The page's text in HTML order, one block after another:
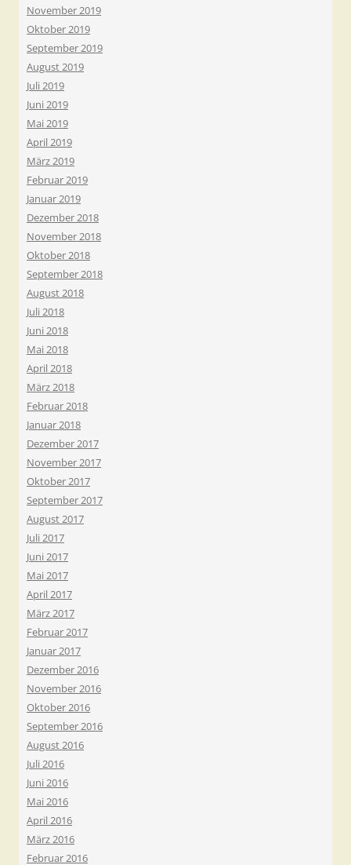
November 2019
Oktober 2019
September 2019
August 2019
Juli 2019
Juni 2019
Mai 2019
April 2019
März 2019
Februar 2019
Januar 2019
Dezember 2018
November 2018
Oktober 2018
September 2018
August 2018
Juli 2018
Juni 2018
Mai 2018
April 2018
März 2018
Februar 2018
Januar 2018
Dezember 2017
November 2017
Oktober 2017
September 2017
August 2017
Juli 2017
Juni 2017
Mai 2017
April 2017
März 2017
Februar 2017
Januar 2017
Dezember 2016
November 2016
Oktober 2016
September 2016
August 2016
Juli 2016
Juni 2016
Mai 2016
April 2016
März 2016
Februar 2016